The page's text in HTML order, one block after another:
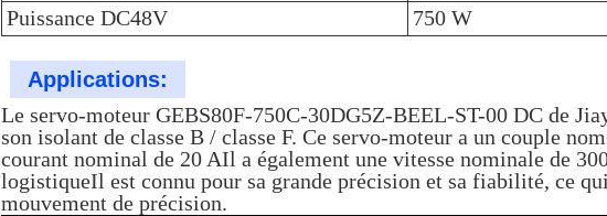
Puissance DC48V
750 W
Applications:
Le servo-moteur GEBS80F-750C-30DG5Z-BEEL-ST-00 DC de
son isolant de classe B / classe F. Ce servo-moteur a un couple
courant nominal de 20 AIl a également une vitesse nominale de
logistiqueIl est connu pour sa grande précision et sa fiabilité, ce
mouvement de précision.